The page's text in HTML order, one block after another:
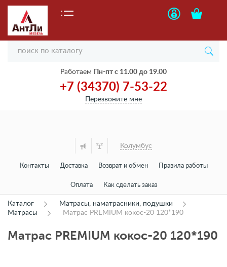
Работаем Пн-пт с 11.00 до 19.00
+7 (34370) 7-53-22
Перезвоните мне
Колумбус
Контакты Доставка Возврат и обмен Правила работы
Оплата Как сделать заказ
Каталог
Матрасы, наматрасники, подушки
Матрасы
Матрас PREMIUM кокос-20 120*190
Матрас PREMIUM кокос-20 120*190